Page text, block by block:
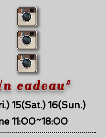
cadeau"​​
15(Sat.) 16(Sun.)
11:00~18:00